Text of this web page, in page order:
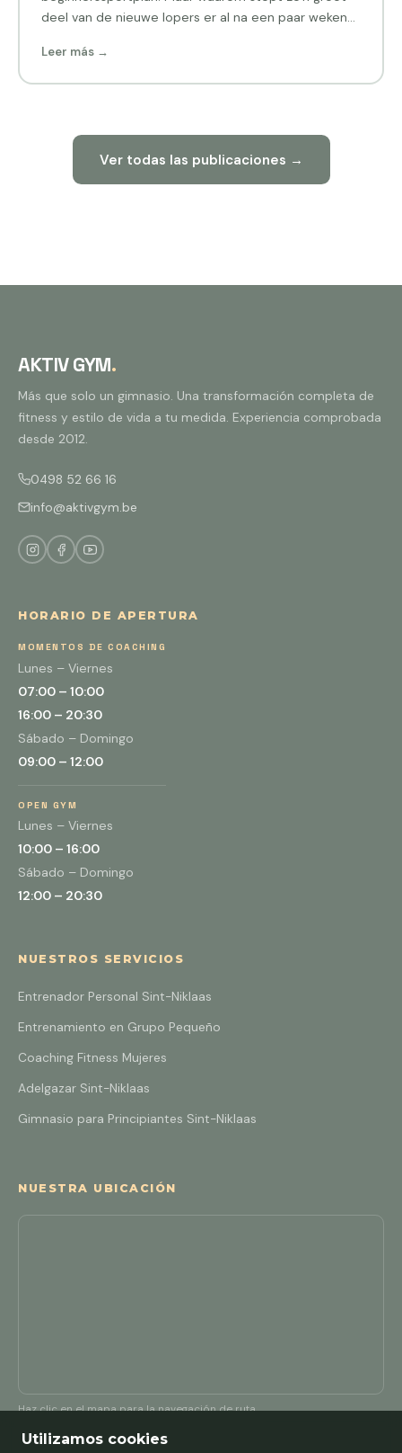
deel van de nieuwe lopers er al na een paar weken
Leer más →
Ver todas las publicaciones →
AKTIV GYM.
Más que solo un gimnasio. Una transformación completa de
fitness y estilo de vida a tu medida. Experiencia comprobada
desde 2012.
0498 52 66 16
info@aktivgym.be
HORARIO DE APERTURA
MOMENTOS DE COACHING
Lunes – Viernes
07:00 – 10:00
16:00 – 20:30
Sábado – Domingo
09:00 – 12:00
OPEN GYM
Lunes – Viernes
10:00 – 16:00
Sábado – Domingo
12:00 – 20:30
NUESTROS SERVICIOS
Entrenador Personal Sint-Niklaas
Entrenamiento en Grupo Pequeño
Coaching Fitness Mujeres
Adelgazar Sint-Niklaas
Gimnasio para Principiantes Sint-Niklaas
NUESTRA UBICACIÓN
Haz clic en el mapa para la navegación de ruta
Utilizamos cookies